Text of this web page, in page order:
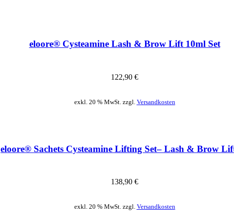
eloore® Cysteamine Lash & Brow Lift 10ml Set
122,90 €
exkl. 20 % MwSt. zzgl. Versandkosten
eloore® Sachets Cysteamine Lifting Set– Lash & Brow
138,90 €
exkl. 20 % MwSt. zzgl. Versandkosten